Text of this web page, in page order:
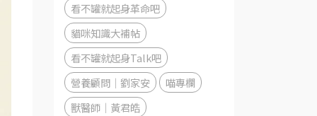
看不罐就起身革命吧
貓咪知識大補帖
看不罐就起身Talk吧
營養顧問｜劉家安
喵專欄
獸醫師｜黃君皓